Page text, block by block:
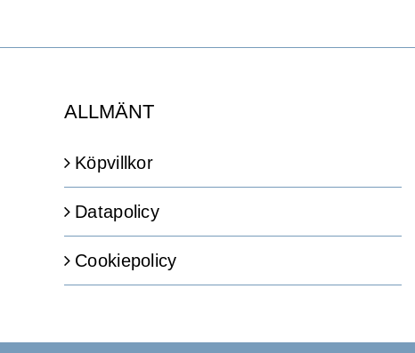
ALLMÄNT
Köpvillkor
Datapolicy
Cookiepolicy